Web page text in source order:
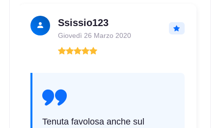
Ssissio123
Giovedì 26 Marzo 2020
Tenuta favolosa anche sul